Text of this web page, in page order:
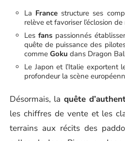
La France structure ses
relève et favoriser l’éclosion
Les fans passionnés
quête de puissance des
comme Goku dans Dragon
Le Japon et l’Italie exportent
profondeur la scène
Désormais, la quête
les chiffres de vente et les
terrains aux récits des